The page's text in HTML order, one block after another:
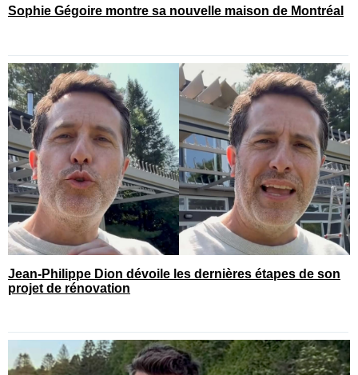
Sophie Gégoire montre sa nouvelle maison de Montréal
Jean-Philippe Dion dévoile les dernières étapes de son
projet de rénovation